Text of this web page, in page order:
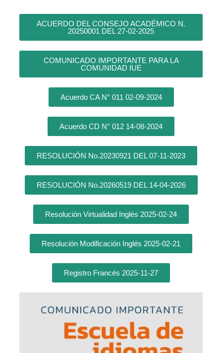
ACUERDO DEL CONSEJO ACADÉMICO N.
20250001 DEL 27-02-2025
COMUNICADO IMPORTANTE PARA LA
COMUNIDAD IUE
Acuerdo CA N° 011 02-09-2024
Acuerdo CD N° 012 14-08-2024
RESOLUCIÓN No.20230921 DEL 07-11-2023
RESOLUCIÓN No.20260519 DEL 14-04-2026
Resolución Virtualidad Inglés 2025-02-24
Resolución Modificación Inglés 2025-02-21
Registro Francés 2025-11-27